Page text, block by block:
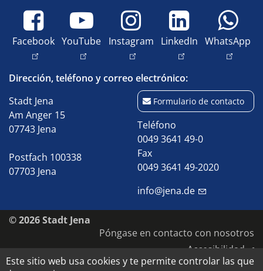
Facebook YouTube Instagram LinkedIn WhatsApp
Dirección, teléfono y correo electrónico:
Stadt Jena
Am Anger 15
07743 Jena
Postfach 100338
07703 Jena
Formulario de contacto
Teléfono
0049 3641 49-0
Fax
0049 3641 49-2020
info@jena.de
© 2026 Stadt Jena
Póngase en contacto con nosotros
Accesibilidad
Política de privacidad
Este sitio web usa cookies y te permite controlar las que